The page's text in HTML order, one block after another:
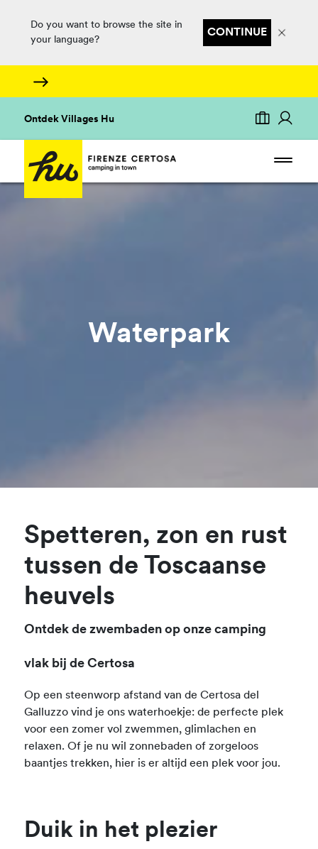
Do you want to browse the site in
your language?
CONTINUE
Ontdek Villages Hu
Waterpark
Spetteren, zon en rust
tussen de Toscaanse
heuvels
Ontdek de zwembaden op onze camping
vlak bij de Certosa
Op een steenworp afstand van de Certosa del
Galluzzo vind je ons waterhoekje: de perfecte plek
voor een zomer vol zwemmen, glimlachen en
relaxen. Of je nu wil zonnebaden of zorgeloos
baantjes trekken, hier is er altijd een plek voor jou.
Duik in het plezier